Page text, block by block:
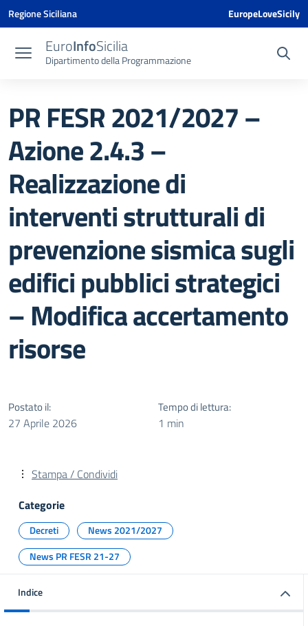
Vai ai contenuti
Vai al menu di navigazione
Vai al footer
Vai al banner delle Cookie Policy
Regione Siciliana EuropeLoveSicily
EuroInfoSicilia
Dipartimento della Programmazione
PR FESR 2021/2027 –
Azione 2.4.3 –
Realizzazione di
interventi strutturali di
prevenzione sismica sugli
edifici pubblici strategici
– Modifica accertamento
risorse
Postato il:
27 Aprile 2026
Tempo di lettura:
1 min
Stampa / Condividi
Categorie
Decreti
News 2021/2027
News PR FESR 21-27
Indice